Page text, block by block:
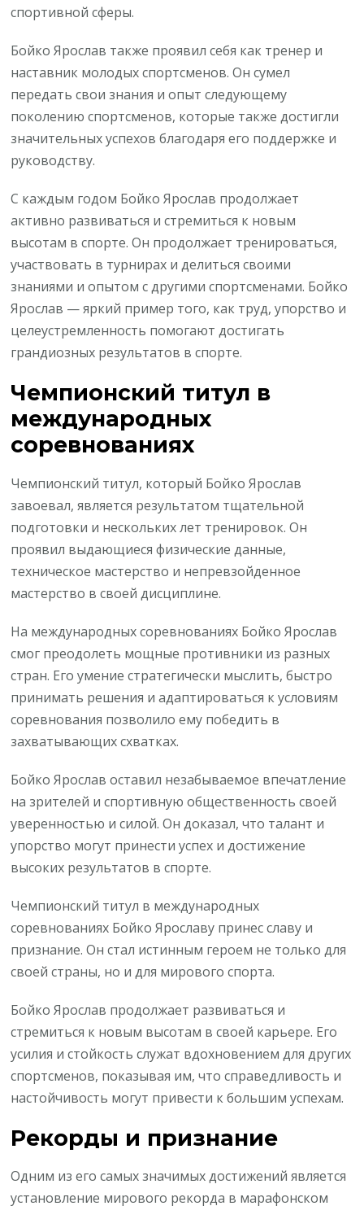
спортивной сферы.
Бойко Ярослав также проявил себя как тренер и
наставник молодых спортсменов. Он сумел
передать свои знания и опыт следующему
поколению спортсменов, которые также достигли
значительных успехов благодаря его поддержке и
руководству.
С каждым годом Бойко Ярослав продолжает
активно развиваться и стремиться к новым
высотам в спорте. Он продолжает тренироваться,
участвовать в турнирах и делиться своими
знаниями и опытом с другими спортсменами. Бойко
Ярослав — яркий пример того, как труд, упорство и
целеустремленность помогают достигать
грандиозных результатов в спорте.
Чемпионский титул в
международных
соревнованиях
Чемпионский титул, который Бойко Ярослав
завоевал, является результатом тщательной
подготовки и нескольких лет тренировок. Он
проявил выдающиеся физические данные,
техническое мастерство и непревзойденное
мастерство в своей дисциплине.
На международных соревнованиях Бойко Ярослав
смог преодолеть мощные противники из разных
стран. Его умение стратегически мыслить, быстро
принимать решения и адаптироваться к условиям
соревнования позволило ему победить в
захватывающих схватках.
Бойко Ярослав оставил незабываемое впечатление
на зрителей и спортивную общественность своей
уверенностью и силой. Он доказал, что талант и
упорство могут принести успех и достижение
высоких результатов в спорте.
Чемпионский титул в международных
соревнованиях Бойко Ярославу принес славу и
признание. Он стал истинным героем не только для
своей страны, но и для мирового спорта.
Бойко Ярослав продолжает развиваться и
стремиться к новым высотам в своей карьере. Его
усилия и стойкость служат вдохновением для других
спортсменов, показывая им, что справедливость и
настойчивость могут привести к большим успехам.
Рекорды и признание
Одним из его самых значимых достижений является
установление мирового рекорда в марафонском